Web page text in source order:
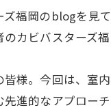
福岡のblogを見
カビバスターズ
皆様。今回は、室
先進的なアプロー